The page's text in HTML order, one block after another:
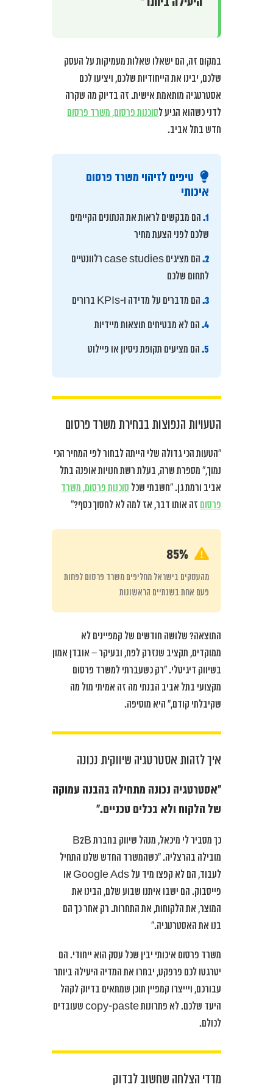
במקום זה, הם ישאלו שאלות מעמיקות על העסק
שלכם, יבינו את הייחודיות שלכם, ויציעו לכם
אסטרטגיה מותאמת אישית. זה בדיוק מה שקרה
לדני כשהוא הגיע לסוכנות פרסום, משרד פרסום
חדש בתל אביב.
טיפים לזיהוי משרד פרסום
איכותי
1. הם מבקשים לראות את הנתונים הקיימים
שלכם לפני הצעת מחיר
2.
הם מציגים case studies רלוונטיים
לתחום שלכם
3. הם מדברים על מדידה ו-KPIs ברורים
4. הם לא מבטיחים תוצאות מיידיות
5. הם מציעים תקופת ניסיון או פיילוט
הטעויות הנפוצות בבחירת משרד פרסום
“הטעות הכי גדולה שלי הייתה לבחור לפי המחיר הכי
נמוך,” מספרת שרה, בעלת רשת חנויות אופנה בתל
אביב ורמת גן. “חשבתי שכל סוכנות פרסום, משרד
פרסום זה אותו דבר, אז למה לא לחסוך כסף?”
85%
מהעסקים בישראל מחליפים משרד פרסום לפחות
פעם אחת בשנתיים הראשונות
התוצאה? שלושה חודשים של קמפיינים לא
ממוקדים, תקציב שנזרק לפח, ובעיקר – אובדן אמון
בשיווק דיגיטלי. “רק כשעברתי למשרד פרסום
מקצועי בתל אביב הבנתי מה זה אמיתי מול מה
שקיבלתי קודם,” היא מוסיפה.
איך לזהות אסטרטגיה שיווקית נכונה
“אסטרטגיה נכונה מתחילה בהבנה עמוקה
של הלקוח ולא בכלים טכניים.”
כך מסביר לי מיכאל, מנהל שיווק בחברת B2B
מובילה בהרצליה. “כשהמשרד החדש שלנו התחיל
לעבוד, הם לא קפצו מיד על Google Ads או
פייסבוק. הם ישבו איתנו שבוע שלם, הבינו את
המוצר, את הלקוחות, את התחרות. רק אחר כך הם
בנו את האסטרטגיה.”
משרד פרסום איכותי יבין שכל עסק הוא ייחודי. הם
יטרגטו לכם פרפקט, יבחרו את המדיה היעילה ביותר
עבורכם, ויייצרו קמפיין תוכן שמתאים בדיוק לקהל
היעד שלכם. לא פתרונות copy-paste שעובדים
לכולם.
מדדי הצלחה שחשוב לבדוק